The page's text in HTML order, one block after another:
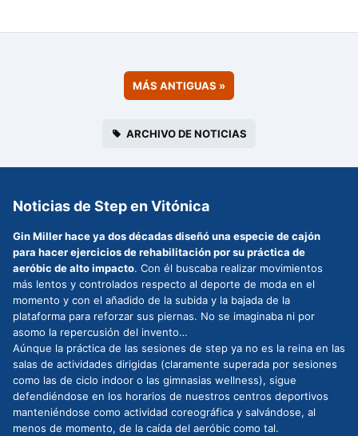
MÁS ANTIGUAS »
ARCHIVO DE NOTICIAS
Noticias de Step en Vitónica
Gin Miller hace ya dos décadas diseñó una especie de cajón
para hacer ejercicios de rehabilitación por su práctica de
aeróbic de alto impacto. Con él buscaba realizar movimientos
más lentos y controlados respecto al deporte de moda en el
momento y con el añadido de la subida y la bajada de la
plataforma para reforzar sus piernas. No se imaginaba ni por
asomo la repercusión del invento…
Aúnque la práctica de las sesiones de step ya no es la reina en las
salas de actividades dirigidas (claramente superada por sesiones
como las de ciclo indoor o las gimnasias wellness), sigue
defendiéndose en los horarios de nuestros centros deportivos
manteniéndose como actividad coreográfica y salvándose, al
menos de momento, de la caída del aeróbic como tal.